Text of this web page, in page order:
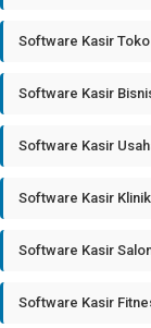
Software Kasir
Software Kasir
Software Kasir
Software Kasir
Software Kasir
Software Kasir